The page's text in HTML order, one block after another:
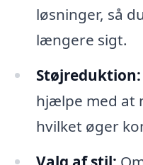
løsninger, så
længere sigt.
Støjreduktion:
hjælpe med at
hvilket øger